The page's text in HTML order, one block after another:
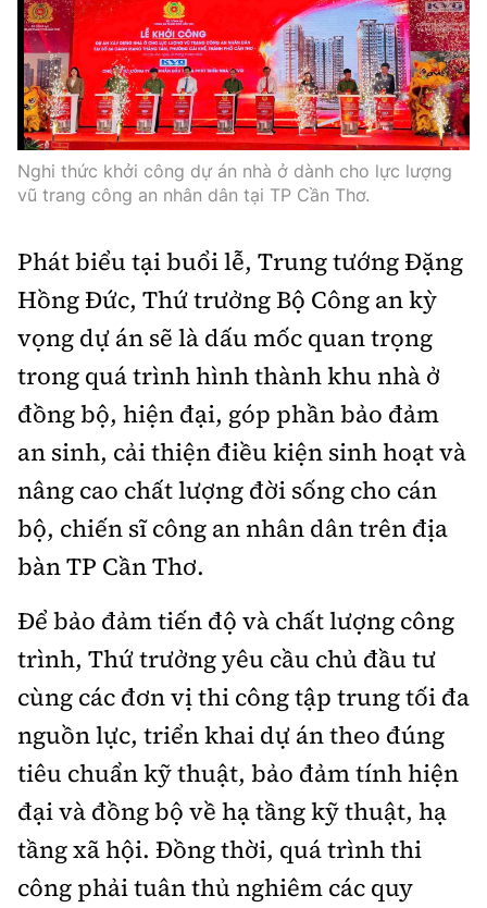
Photo
Infographic
Sách Vận tải Sách Nhà thầu
Cơ quan chủ quản: Bộ Xây dựng
Nguyễn Thị Hồng Nga
Phó Tổng Biên tập:
Nguyễn Sơn Tùng, Nguyễn Đức Thắng,
La Đức Hùng
Giấy phép số 02/GP-BC, cấp ngày 22/4/2025.
Chuyên trang của Báo Xây dựng
Hotline:
0901 514 799
Quảng cáo và Phát hành:
0915 057 282
Email: bandoc@baoxaydung.vn
Cấm sao chép dưới mọi hình thức nếu không có sự
chấp thuận bằng văn bản.
Thông tin tòa soạn
Nghi thức khởi công dự án nhà ở dành cho lực lượng
vũ trang công an nhân dân tại TP Cần Thơ.
Phát biểu tại buổi lễ, Trung tướng Đặng
Hồng Đức, Thứ trưởng Bộ Công an kỳ
vọng dự án sẽ là dấu mốc quan trọng
trong quá trình hình thành khu nhà ở
đồng bộ, hiện đại, góp phần bảo đảm
an sinh, cải thiện điều kiện sinh hoạt và
nâng cao chất lượng đời sống cho cán
bộ, chiến sĩ công an nhân dân trên địa
bàn TP Cần Thơ.
Để bảo đảm tiến độ và chất lượng công
trình, Thứ trưởng yêu cầu chủ đầu tư
cùng các đơn vị thi công tập trung tối đa
nguồn lực, triển khai dự án theo đúng
tiêu chuẩn kỹ thuật, bảo đảm tính hiện
đại và đồng bộ về hạ tầng kỹ thuật, hạ
tầng xã hội. Đồng thời, quá trình thi
công phải tuân thủ nghiêm các quy